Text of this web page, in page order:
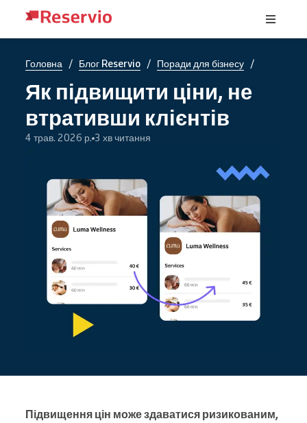
Головна / Блог Reservio / Поради для бізнесу /
Як підвищити ціни, не
втративши клієнтів
4 трав. 2026 р. 3 хв читання
Підвищення цін може здаватися ризикованим,